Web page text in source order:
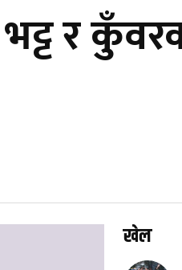
भट्ट र
खेल